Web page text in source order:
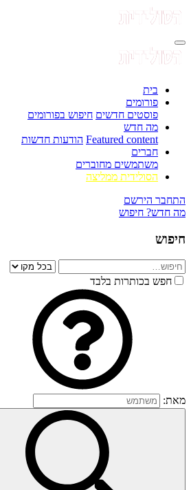
בית
פורומים
פוסטים חדשים חיפוש בפורומים
מה חדש
Featured content הודעות חדשות
חברים
משתמשים מחוברים
הסולידית ממליצה
התחבר הירשם
מה חדש? חיפוש
חיפוש
חפש בכותרות בלבד
מאת: